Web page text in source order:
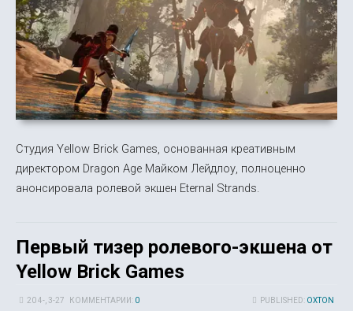
Студия Yellow Brick Games, основанная креативным
директором Dragon Age Майком Лейдлоу, полноценно
анонсировала ролевой экшен Eternal Strands.
Первый тизер ролевого-экшена от
Yellow Brick Games
PUBLISHED: OXTON
20 4-, 3-27 КОММЕНТАРИИ: 0